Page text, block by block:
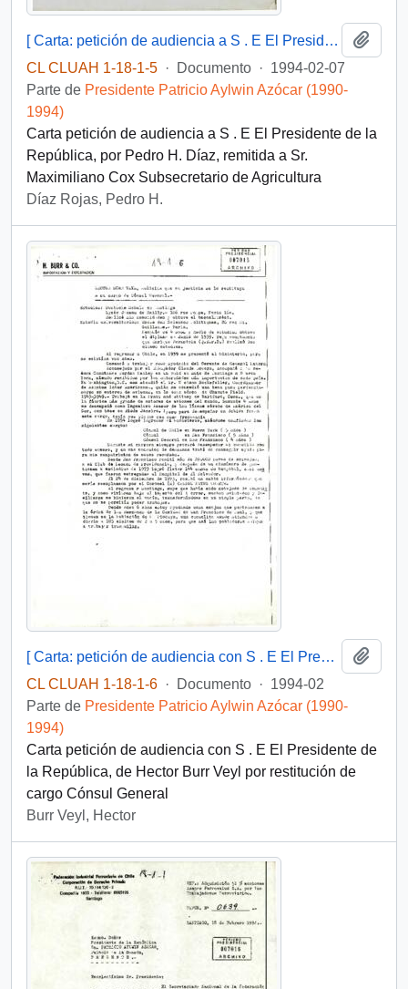
[ Carta: petición de audiencia a S . E El Presidente de la República, de Pedro H. Díaz ]
CL CLUAH 1-18-1-5 · Documento · 1994-02-07
Parte de Presidente Patricio Aylwin Azócar (1990-
1994)
Carta petición de audiencia a S . E El Presidente de la
República, por Pedro H. Díaz, remitida a Sr.
Maximiliano Cox Subsecretario de Agricultura
Díaz Rojas, Pedro H.
[ Carta: petición de audiencia con S . E El Presidente de la República, de Hector Burr Veyl por restitución de cargo ]
CL CLUAH 1-18-1-6 · Documento · 1994-02
Parte de Presidente Patricio Aylwin Azócar (1990-
1994)
Carta petición de audiencia con S . E El Presidente de
la República, de Hector Burr Veyl por restitución de
cargo Cónsul General
Burr Veyl, Hector